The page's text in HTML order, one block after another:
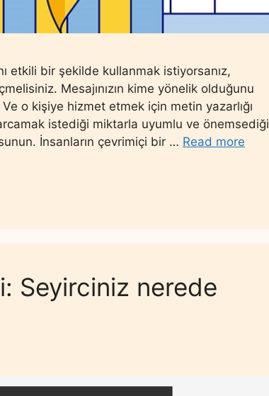
etkili bir şekilde kullanmak istiyorsanız,
Mesajınızın kime yönelik olduğunu
Ve o kişiye hizmet etmek için metin yazarlığı
istediği miktarla uyumlu ve önemsediği
İnsanların çevrimiçi bir … Read more
Seyirciniz nerede